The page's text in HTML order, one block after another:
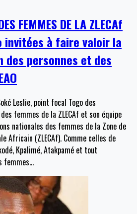
FEMMES DE LA ZLECAf
invitées à faire valoir la
personnes et des
Leslie, point focal Togo des
femmes de la ZLECAf et son équipe
nationales des femmes de la Zone de
Africain (ZLECAf). Comme celles de
Kpalimé, Atakpamé et tout
femmes…